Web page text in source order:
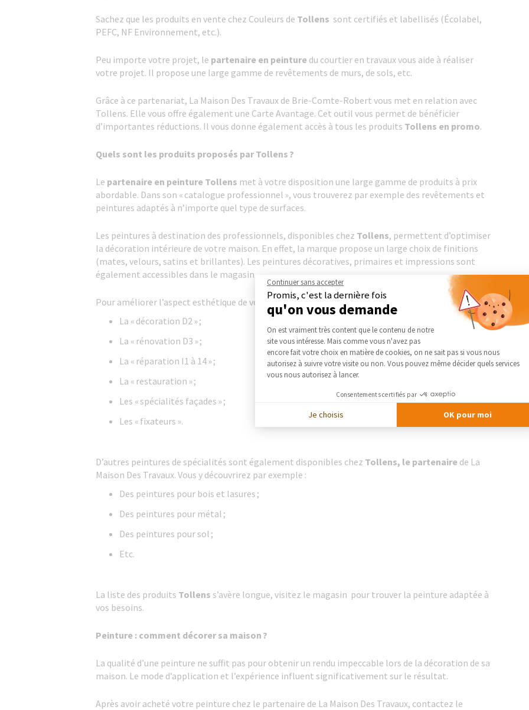
Sachez que les produits en vente chez Couleurs de Tollens sont certifiés et labellisés (Écolabel,
PEFC, NF Environnement, etc.).
Peu importe votre projet, le partenaire en peinture du courtier en travaux vous aide à réaliser
votre projet. Il propose une large gamme de revêtements de murs, de sols, etc.
Grâce à ce partenariat, La Maison Des Travaux de Brie-Comte-Robert vous met en relation avec
Tollens. Elle vous offre également une Carte Avantage. Cet outil vous permet de bénéficier
d’importantes réductions. Il vous donne également accès à tous les produits Tollens en promo.
Quels sont les produits proposés par Tollens ?
Le partenaire en peinture Tollens met à votre disposition une large gamme de produits à prix
abordable. Dans son « catalogue professionnel », vous trouverez par exemple des revêtements et
peintures adaptés à n’importe quel type de surfaces.
Les peintures à destination des professionnels, disponibles chez Tollens, permettent d’optimiser
la décoration intérieure de votre maison. En effet, la marque propose un large choix de finitions
(mates, velours, satins et brillantes). Les peintures décoratives, primaires et impressions sont
également accessibles dans le magasin.
Pour améliorer l’aspect esthétique de vos façades, Tollens propose :
La « décoration D2 » ;
La « rénovation D3 » ;
La « réparation I1 à 14 » ;
La « restauration » ;
Les « spécialités façades » ;
Les « fixateurs ».
D’autres peintures de spécialités sont également disponibles chez Tollens, le partenaire de La
Maison Des Travaux. Vous y découvrirez par exemple :
Des peintures pour bois et lasures ;
Des peintures pour métal ;
Des peintures pour sol ;
Etc.
La liste des produits Tollens s’avère longue, visitez le magasin pour trouver la peinture adaptée à
vos besoins.
Peinture : comment décorer sa maison ?
La qualité d’une peinture ne suffit pas pour obtenir un rendu impeccable lors de la décoration de sa
maison. Le mode d’application et l’expérience influent significativement sur le résultat.
Après avoir acheté votre peinture chez le partenaire de La Maison Des Travaux, contactez le
Continuer sans accepter
Promis, c'est la dernière fois
qu'on vous demande
Plateforme de Gestion du Consentement :
On est vraiment très content que le contenu de notre
site vous intéresse. Mais comme vous n'avez pas
encore fait votre choix en matière de cookies, on ne sait pas si vous nous
autorisez à suivre votre visite ou non. Vous pouvez même décider quels services
vous nous autorisez à lancer.
Consentements certifiés par
Je choisis OK pour moi
Axeptio consent